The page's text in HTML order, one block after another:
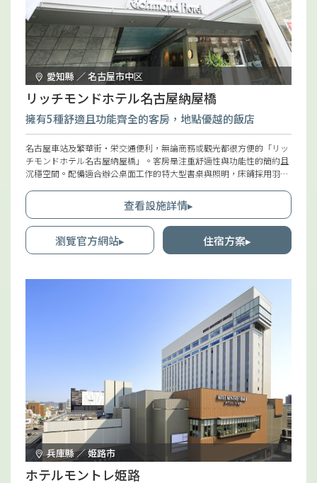
愛知縣 ／ 名古屋市中区
リッチモンドホテル名古屋納屋橋
擁有5種舒適且功能齊全的客房，地點優越的飯店
名古屋車站及繁華街・栄交通便利，無論商務或觀光都很方便的「リッ
チモンドホテル名古屋納屋橋」。客房是注重舒適性與功能性的簡約且
沉穩空間。配備適合辦公桌面工作的特大型書桌與照明，床鋪採用羽絨
人房」。所有客房備有充足的盥洗用品，也備有女性用及兒童用盥洗用
品。
查看設施詳情▸
瀏覽官方網站▸ 住宿方案▸
兵庫縣 ／ 姫路市
ホテルモントレ姫路